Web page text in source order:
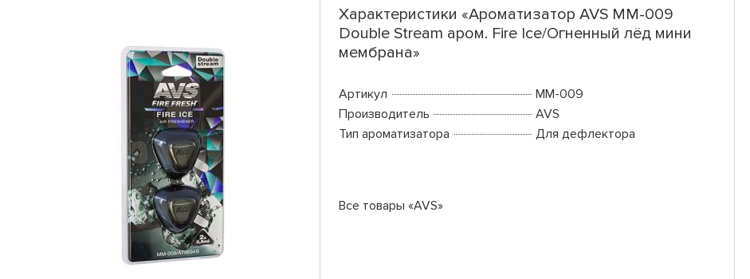
Характеристики «Ароматизатор AVS MM-009
Double Stream аром. Fire Ice/Огненный лёд мини
мембрана»
Артикул
MM-009
Производитель
AVS
Тип ароматизатора
Для дефлектора
Все товары «AVS»